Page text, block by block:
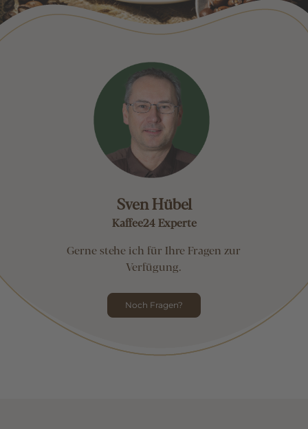
Sven Hübel
Kaffee24 Experte
Gerne stehe ich für Ihre Fragen zur
Verfügung.
Noch Fragen?